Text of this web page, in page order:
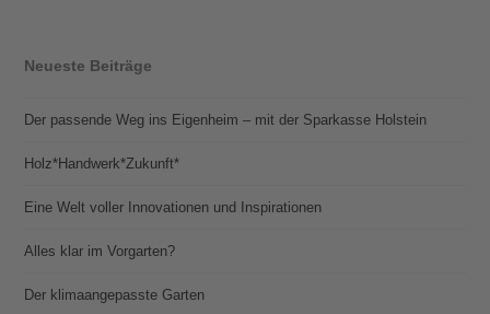
Neueste Beiträge
Der passende Weg ins Eigenheim – mit der Sparkasse Holstein
Holz*Handwerk*Zukunft*
Eine Welt voller Innovationen und Inspirationen
Alles klar im Vorgarten?
Der klimaangepasste Garten